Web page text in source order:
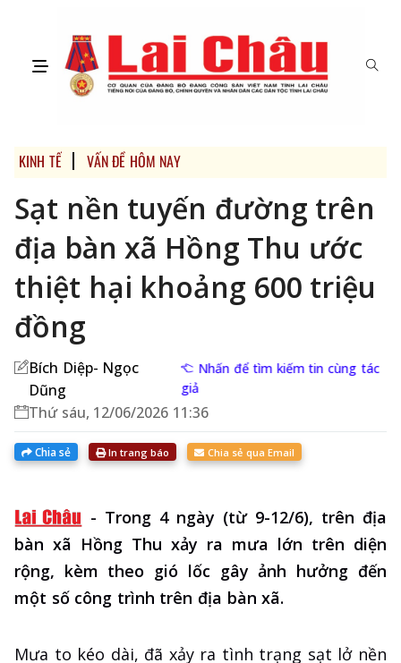
KINH TẾ VẤN ĐỀ HÔM NAY
Sạt nền tuyến đường trên
địa bàn xã Hồng Thu ước
thiệt hại khoảng 600 triệu
đồng
Bích Diệp- Ngọc
Dũng
Nhấn để tìm kiếm tin cùng tác
giả
Thứ sáu, 12/06/2026 11:36
Chia sẻ In trang báo Chia sẻ qua Email
- Trong 4 ngày (từ 9-12/6), trên địa
bàn xã Hồng Thu xảy ra mưa lớn trên diện
rộng, kèm theo gió lốc gây ảnh hưởng đến
một số công trình trên địa bàn xã.
Mưa to kéo dài, đã xảy ra tình trạng sạt lở nền